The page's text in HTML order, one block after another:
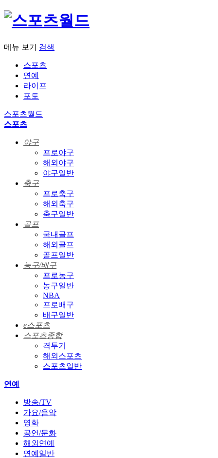
메뉴 보기 검색
스포츠
연예
라이프
포토
스포츠월드
스포츠
야구
프로야구
해외야구
야구일반
축구
프로축구
해외축구
축구일반
골프
국내골프
해외골프
골프일반
농구/배구
프로농구
농구일반
NBA
프로배구
배구일반
e스포츠
스포츠종합
격투기
해외스포츠
스포츠일반
연예
방송/TV
가요/음악
영화
공연/문화
해외연예
연예일반